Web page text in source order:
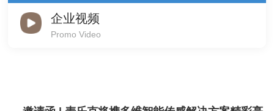
企业视频
Promo Video